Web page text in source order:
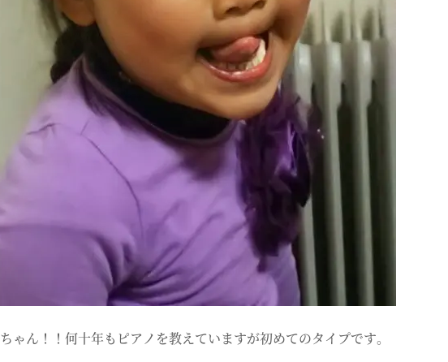
ちゃん！！何十年もピアノを教えていますが初めてのタイプです。